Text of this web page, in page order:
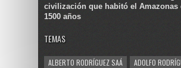
civilización que habitó el Amazonas
1500 años
TEMAS
ALBERTO RODRÍGUEZ SAÁ
ADOLFO